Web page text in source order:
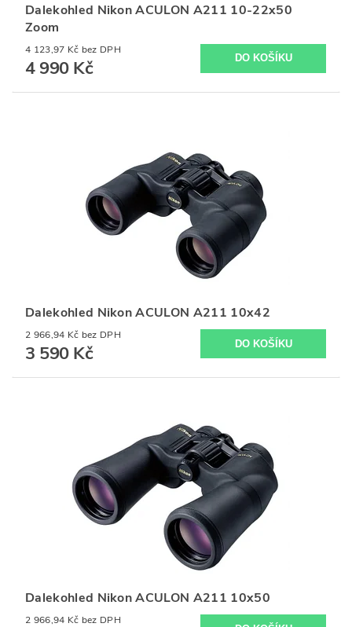
Dalekohled Nikon ACULON A211 10-22x50
Zoom
4 123,97 Kč bez DPH
4 990 Kč
Dalekohled Nikon ACULON A211 10x42
2 966,94 Kč bez DPH
3 590 Kč
Dalekohled Nikon ACULON A211 10x50
2 966,94 Kč bez DPH